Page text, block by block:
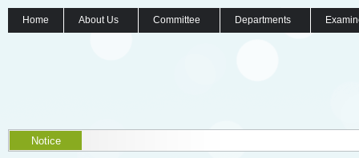
Home About Us Committee Departments
Notice